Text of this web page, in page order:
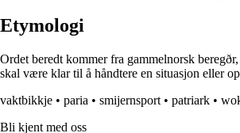
Etymologi
Ordet beredt kommer fra gammelnorsk
skal være klar til å håndtere en situasjon eller
vaktbikkje • paria • smijernsport • patriark •
Bli kjent med oss